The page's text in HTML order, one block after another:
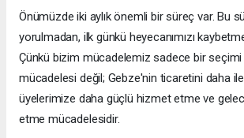
Önümüzde iki aylık önemli bir süreç var. Bu
yorulmadan, ilk günkü heyecanımızı
Çünkü bizim mücadelemiz sadece bir
mücadelesi değil; Gebze'nin ticaretini daha
üyelerimize daha güçlü hizmet etme ve
etme mücadelesidir.